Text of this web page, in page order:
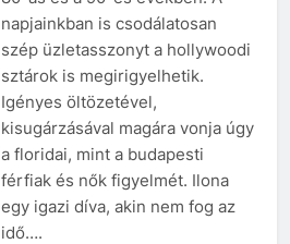
napjainkban is csodálatosan
szép üzletasszonyt a hollywoodi
sztárok is megirigyelhetik.
Igényes öltözetével,
kisugárzásával magára vonja úgy
a floridai, mint a budapesti
férfiak és nők figyelmét. Ilona
egy igazi díva, akin nem fog az
idő….